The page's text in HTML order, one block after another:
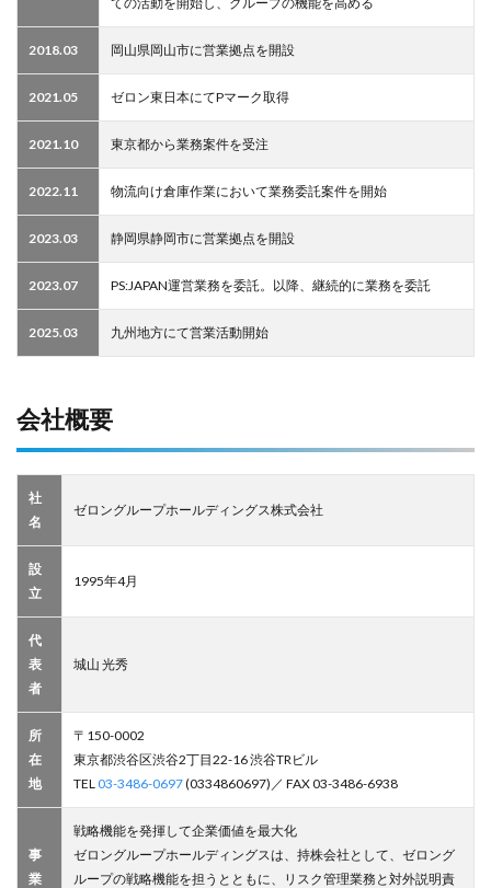
2018.03 岡山県岡山市に営業拠点を開設
2021.05 ゼロン東日本にてPマーク取得
2021.10 東京都から業務案件を受注
2022.11 物流向け倉庫作業において業務委託案件を開始
2023.03 静岡県静岡市に営業拠点を開設
2023.07 PS:JAPAN運営業務を委託。以降、継続的に業務を委託
2025.03 九州地方にて営業活動開始
会社概要
社
名
ゼロングループホールディングス株式会社
設
立
1995年4月
代
表
者
城山 光秀
所
在
地
〒150-0002
東京都渋谷区渋谷2丁目22-16 渋谷TRビル
TEL 03-3486-0697(0334860697)／ FAX 03-3486-6938
事
業
戦略機能を発揮して企業価値を最大化
ゼロングループホールディングスは、持株会社として、ゼロング
ループの戦略機能を担うとともに、リスク管理業務と対外説明責